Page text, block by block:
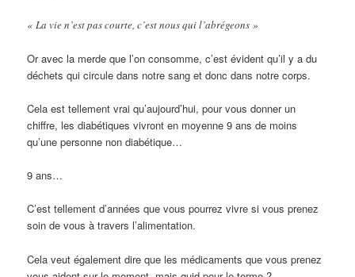
« La vie n’est pas courte, c’est nous qui l’abrégeons »
Or avec la merde que l’on consomme, c’est évident qu’il y a du
déchets qui circule dans notre sang et donc dans notre corps.
Cela est tellement vrai qu’aujourd’hui, pour vous donner un
chiffre, les diabétiques vivront en moyenne 9 ans de moins
qu’une personne non diabétique…
9 ans…
C’est tellement d’années que vous pourrez vivre si vous prenez
soin de vous à travers l’alimentation.
Cela veut également dire que les médicaments que vous prenez